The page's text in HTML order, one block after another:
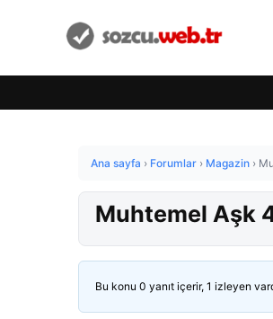
Ana sayfa › Forumlar › Magazin ›
Muhtemel Aşk
Bu konu 0 yanıt içerir, 1 izleyen